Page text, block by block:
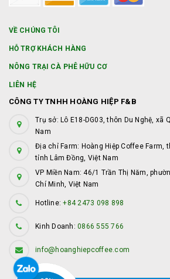
VỀ CHÚNG TÔI
HỖ TRỢ KHÁCH HÀNG
NÔNG TRẠI CÀ PHÊ HỮU CƠ
LIÊN HỆ
CÔNG TY TNHH HOÀNG HIỆP F&B
Trụ sở: Lô E18-DG03, thôn Du Nghệ, xã
Nam
Địa chỉ Farm: Hoàng Hiệp Coffee Farm,
tỉnh Lâm Đồng, Việt Nam
VP Miền Nam: 46/1 Trần Thị Năm,
Chí Minh, Việt Nam
Hotline:+84 2473 098 898
Kinh Doanh: 0866 555 766
info@hoanghiepcoffee.com